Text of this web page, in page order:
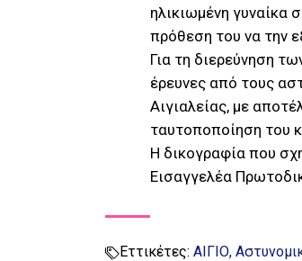
ηλικιωμένη γυναίκα
πρόθεση του να την
Για τη διερεύνηση
έρευνες από τους
Αιγιαλείας, με
ταυτοποποίηση του
Η δικογραφία που
Εισαγγελέα
Εττικέτες: ΑΙΓΙΟ